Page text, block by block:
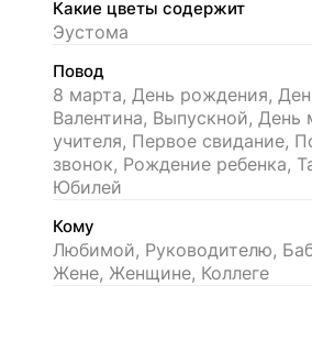
Какие цветы содержит
Эустома
Повод
8 марта, День рождения,
Валентина, Выпускной, День
учителя, Первое свидание,
звонок, Рождение ребенка,
Юбилей
Кому
Любимой, Руководителю,
Жене, Женщине, Коллеге